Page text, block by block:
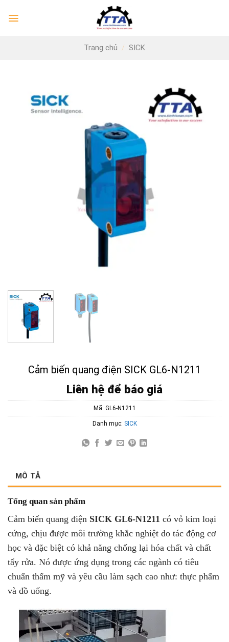
Trang chủ / SICK
Cảm biến quang điện SICK GL6-N1211
Liên hệ để báo giá
Mã: GL6-N1211
Danh mục: SICK
MÔ TẢ
Tổng quan sản phẩm
Cảm biến quang điện SICK GL6-N1211 có vỏ kim loại
cứng, chịu được môi trường khắc nghiệt do tác động cơ
học và đặc biệt có khả năng chống lại hóa chất và chất
tẩy rửa. Nó được ứng dụng trong các ngành có tiêu
chuẩn thẩm mỹ và yêu cầu làm sạch cao như: thực phẩm
và đồ uống.